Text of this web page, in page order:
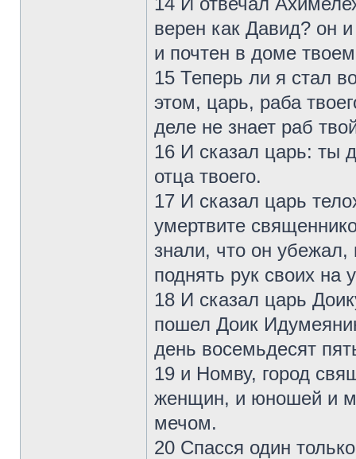
верен как Давид? он
и почтен в доме
15 Теперь ли я стал
этом, царь, раба
деле не знает раб
16 И сказал царь: ты
отца твоего.
17 И сказал царь
умертвите
знали, что он убежал,
поднять рук своих на
18 И сказал царь
пошел Доик
день восемьдесят
19 и Номву, город
женщин, и юношей и
мечом.
20 Спасся один